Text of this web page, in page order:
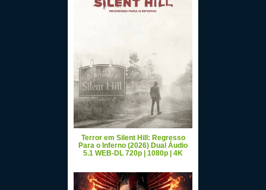
Terror em Silent Hill: Regresso
Para o Inferno (2026) Dual Áudio
5.1 WEB-DL 720p | 1080p | 4K